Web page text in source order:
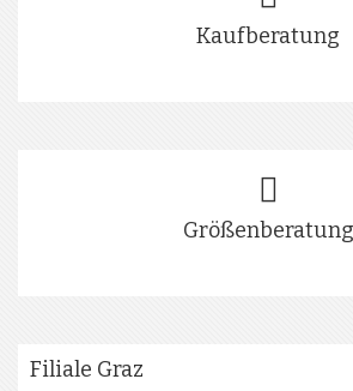
Kaufberatung
Größenberatung
Filiale Graz